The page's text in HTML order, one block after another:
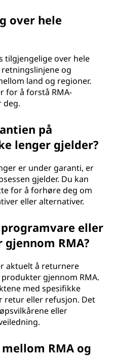
over hele
tilgjengelige over hele
og
land og regioner.
for å forstå RMA-
deg.
på
lenger gjelder?
er under garanti, er
gjelder. Du kan
for å forhøre deg om
eller alternativer.
eller
RMA?
aktuelt å returnere
gjennom RMA.
med spesifikke
retur eller refusjon. Det
eller
RMA og